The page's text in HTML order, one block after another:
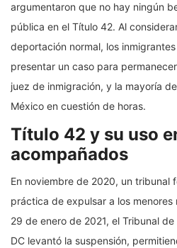
argumentaron que no hay ningún
pública en el Título 42. Al
deportación normal, los
presentar un caso para
juez de inmigración, y la mayoría
México en cuestión de horas.
Título 42 y su uso
acompañados
En noviembre de 2020, un tribunal
práctica de expulsar a los
29 de enero de 2021, el Tribunal
DC levantó la suspensión,